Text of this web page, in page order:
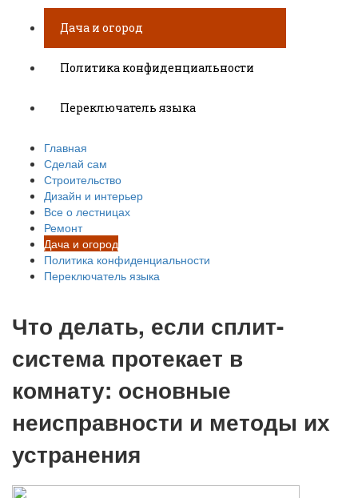
Дача и огород
Политика конфиденциальности
Переключатель языка
Главная
Сделай сам
Строительство
Дизайн и интерьер
Все о лестницах
Ремонт
Дача и огород
Политика конфиденциальности
Переключатель языка
Что делать, если сплит-
система протекает в
комнату: основные
неисправности и методы их
устранения